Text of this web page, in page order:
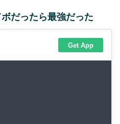
だったら最強だった